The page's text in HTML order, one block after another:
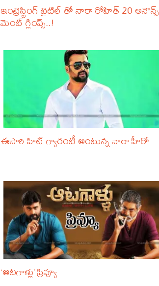
ఇంట్రెస్టింగ్ టైటిల్ తో నారా రోహిత్ 20 అనౌన్స్
మెంట్ గ్లింప్స్..!
ఈసారి హిట్ గ్యారంటీ అంటున్న నారా హీరో
‘ఆటగాళ్లు’ ప్రివ్యూ